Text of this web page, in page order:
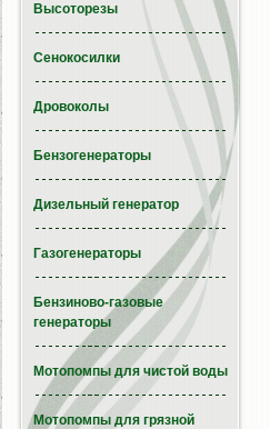
Высоторезы
Сенокосилки
Дровоколы
Бензогенераторы
Дизельный генератор
Газогенераторы
Бензиново-газовые
генераторы
Мотопомпы для чистой воды
Мотопомпы для грязной